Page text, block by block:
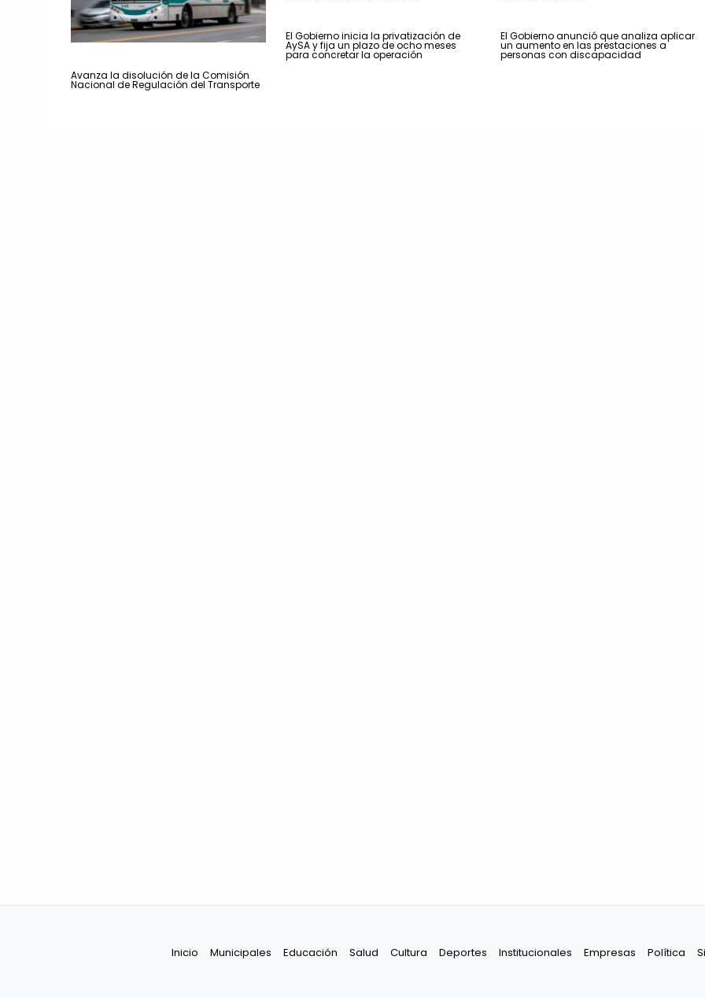
Avanza la disolución de la Comisión
Nacional de Regulación del Transporte
El Gobierno inicia la privatización de
AySA y fija un plazo de ocho meses
para concretar la operación
El Gobierno anunció que analiza aplicar
un aumento en las prestaciones a
personas con discapacidad
Inicio Municipales Educación Salud Cultura Deportes Institucionales Empresas Política